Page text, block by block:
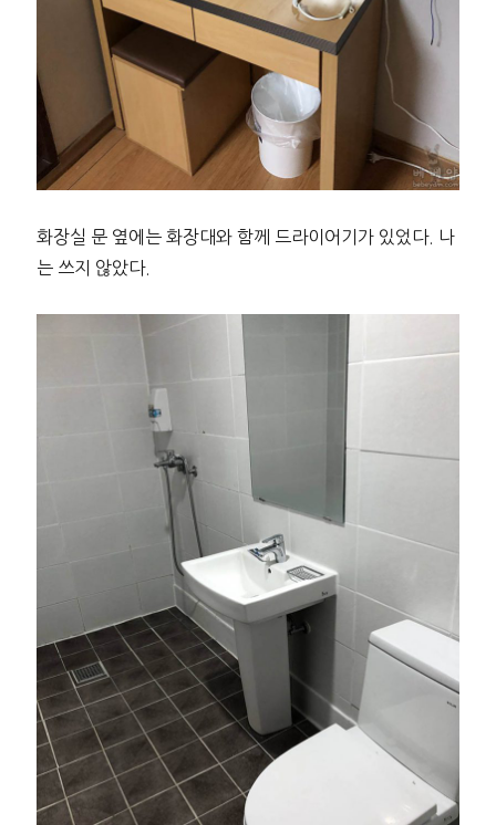
화장실 문 옆에는 화장대와 함께 드라이어기가 있었다. 나
는 쓰지 않았다.